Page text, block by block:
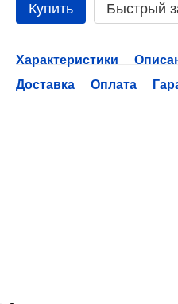
Купить Быстрый
Характеристики
Доставка
Оплата